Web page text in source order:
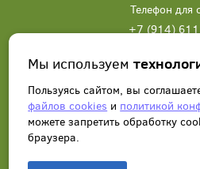
Телефон для
+7 (914)
Написать нам
Мы используем
Пользуясь сайтом, вы
файлов cookies и политикой
можете запретить обработку
браузера.